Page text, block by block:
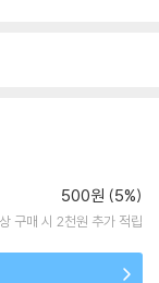
500원 (5%)
구매 시 2천원 추가 적립